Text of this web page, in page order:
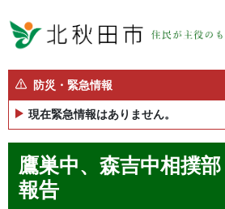
防災・緊急情報
現在緊急情報はありません。
鷹巣中、森吉中相撲
報告